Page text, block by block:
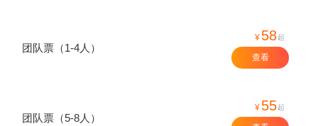
团队票（1-4人）
¥ 58起
查看
团队票（5-8人）
¥ 55起